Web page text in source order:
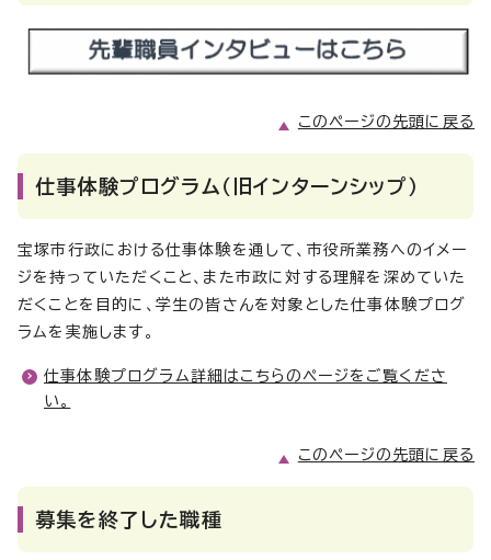
このページの先頭に戻る
仕事体験プログラム（旧インターンシップ）
宝塚市行政における仕事体験を通して、市役所業務へのイメー
ジを持っていただくこと、また市政に対する理解を深めていた
だくことを目的に、学生の皆さんを対象とした仕事体験プログ
ラムを実施します。
仕事体験プログラム詳細はこちらのページをご覧くださ
い。
このページの先頭に戻る
募集を終了した職種